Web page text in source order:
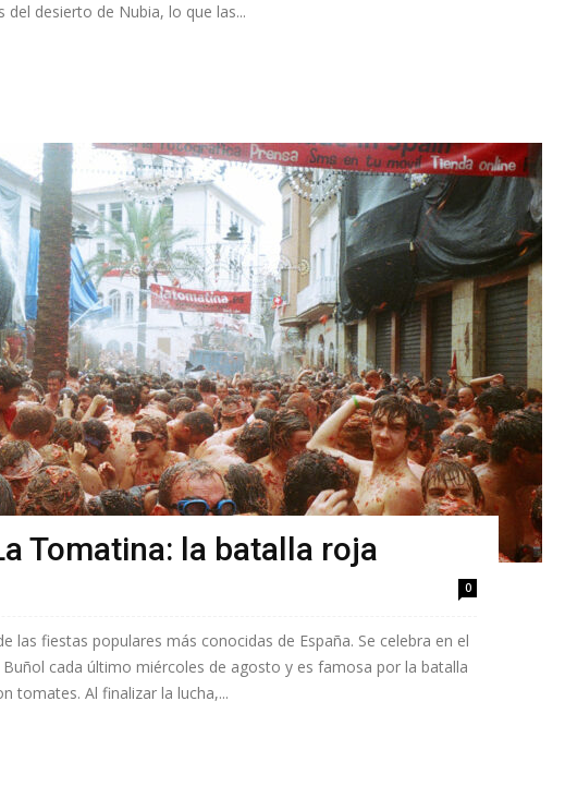
del desierto de Nubia, lo que las...
Tomatina: la batalla roja
0
las fiestas populares más conocidas de España. Se celebra en el
cada último miércoles de agosto y es famosa por la batalla
tomates. Al finalizar la lucha,...